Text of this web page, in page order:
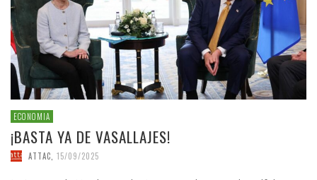
ECONOMIA
¡BASTA YA DE VASALLAJES!
ATTAC 15/09/2025